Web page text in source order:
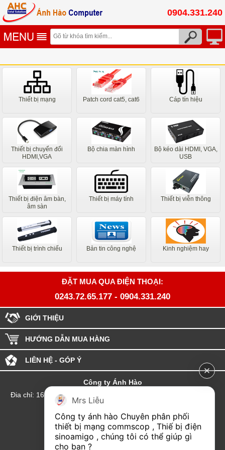
0904.331.240
Thiết bị mạng Patch cord cat5, cat6 Cáp tín hiệu
Thiết bị chuyển đổi
HDMI,VGA
Bộ chia màn hình
Bộ kéo dài HDMI, VGA,
USB
Thiết bị điện âm bàn,
âm sàn
Thiết bị máy tính Thiết bị viễn thông
Thiết bị trình chiếu Bản tin công nghệ Kinh nghiệm hay
ĐẶT MUA QUA ĐIỆN THOẠI:
0243.72.65.177 - 0904.331.240
GIỚI THIỆU
HƯỚNG DẪN MUA HÀNG
LIÊN HỆ - GÓP Ý
Công ty Ánh Hào
Đia chỉ: 164 Phố Chùa Láng - Phường Láng - Thành phố Hà Nội
Email: Kinhdoanhanhhao@gmail.com
Đại lý Hải Phòng
Mrs Liễu
Công ty ánh hào Chuyên phân phối
thiết bị mạng commscop , Thiế bị điện
sinoamigo , chúng tôi có thể giúp gì
cho bạn ?